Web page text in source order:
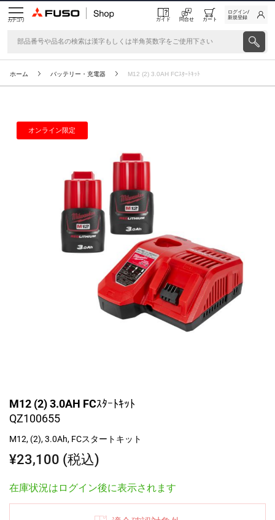
カテゴリ ガイド 問合せ カート
ログイン/
新規登録
ホーム バッテリー・充電器 M12 (2) 3.0AH FCｽﾀｰﾄｷｯﾄ
オンライン限定
M12 (2) 3.0AH FCｽﾀｰﾄｷｯﾄ
QZ100655
M12, (2), 3.0Ah, FCスタートキット
¥23,100 (税込)
在庫状況はログイン後に表示されます